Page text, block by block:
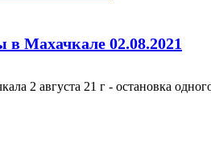
в Махачкале 02.08.2021
2 августа 21 г - остановка